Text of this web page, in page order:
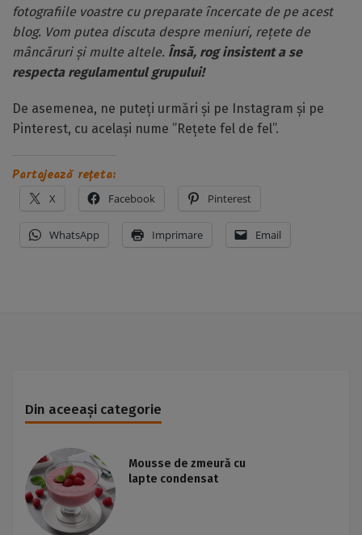
fotografiile voastre cu preparate încercate de pe acest
blog. Vom putea discuta despre meniuri, rețete de
mâncăruri și multe altele. Însă, rog insistent a se
respecta regulamentul grupului!
De asemenea, ne puteți urmări și pe Instagram și pe
Pinterest, cu același nume ”Rețete fel de fel”.
Partajează rețeta:
X Facebook Pinterest
WhatsApp Imprimare Email
Din aceeași categorie
Mousse de zmeură cu
lapte condensat